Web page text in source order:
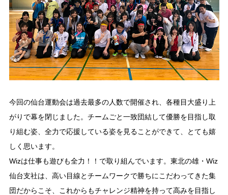
今回の仙台運動会は過去最多の人数で開催され、各種目大盛り上
がりで幕を閉じました。チームごと一致団結して優勝を目指し取
り組む姿、全力で応援している姿を見ることができて、とても嬉
しく思います。
Wizは仕事も遊びも全力！！で取り組んでいます。東北の雄・Wiz
仙台支社は、高い目線とチームワークで勝ちにこだわってきた集
団だからこそ、これからもチャレンジ精神を持って高みを目指し